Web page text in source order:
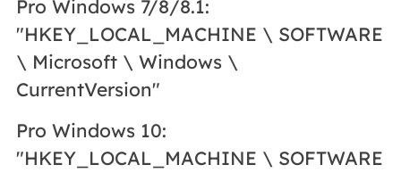
Pro Windows 7/8/8.1:
"HKEY_LOCAL_MACHINE \ SOFTWARE
\ Microsoft \ Windows \
CurrentVersion"
Pro Windows 10:
"HKEY_LOCAL_MACHINE \ SOFTWARE